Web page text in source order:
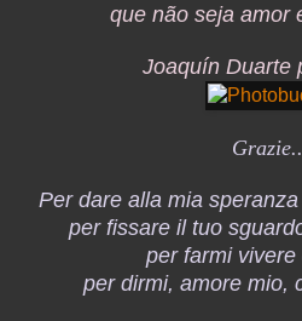
que não seja amor
Joaquín Duarte
Per dare alla mia
per fissare il tuo
per farmi
per dirmi, amore mio,